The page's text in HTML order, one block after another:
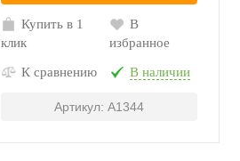
Купить в 1
клик
В
избранное
К сравнению В наличии
Артикул: A1344